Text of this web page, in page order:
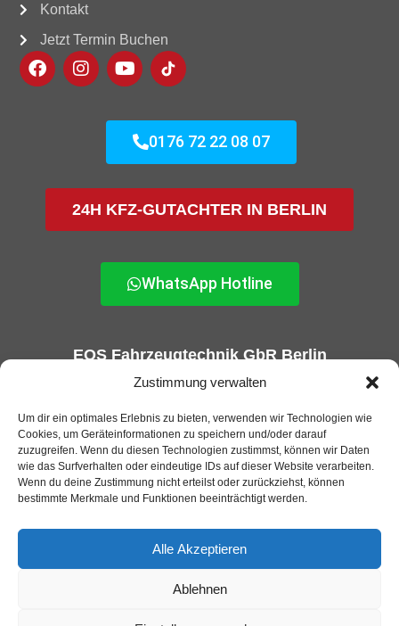
Zustimmung verwalten
Um dir ein optimales Erlebnis zu bieten, verwenden wir Technologien wie
Cookies, um Geräteinformationen zu speichern und/oder darauf
zuzugreifen. Wenn du diesen Technologien zustimmst, können wir Daten
wie das Surfverhalten oder eindeutige IDs auf dieser Website verarbeiten.
Wenn du deine Zustimmung nicht erteilst oder zurückziehst, können
bestimmte Merkmale und Funktionen beeinträchtigt werden.
Alle Akzeptieren
Ablehnen
Kontakt
Jetzt Termin Buchen
0176 72 22 08 07
24H KFZ-GUTACHTER IN BERLIN
WhatsApp Hotline
EOS Fahrzeugtechnik GbR Berlin
KFZ-Gutachter und GTÜ Prüfstelle in Berlin
EOS Fahrzeugtechnik GbR 2025 |Webdesign und SEO von